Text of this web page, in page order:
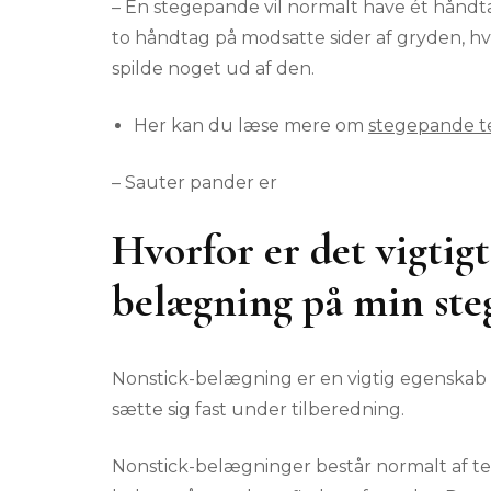
– En stegepande vil normalt have ét
to håndtag på modsatte sider af gryden,
spilde noget ud af den.
Her kan du læse mere om stegepande
– Sauter pander er
Hvorfor er det
belægning på min
Nonstick-belægning er en vigtig
sætte sig fast under tilberedning.
Nonstick-belægninger består normalt af